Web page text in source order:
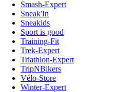
Smash-Expert
Sneak'In
Sneakids
Sport is good
Training-Fit
Trek-Expert
Triathlon-Expert
TripNBikers
Vélo-Store
Winter-Expert